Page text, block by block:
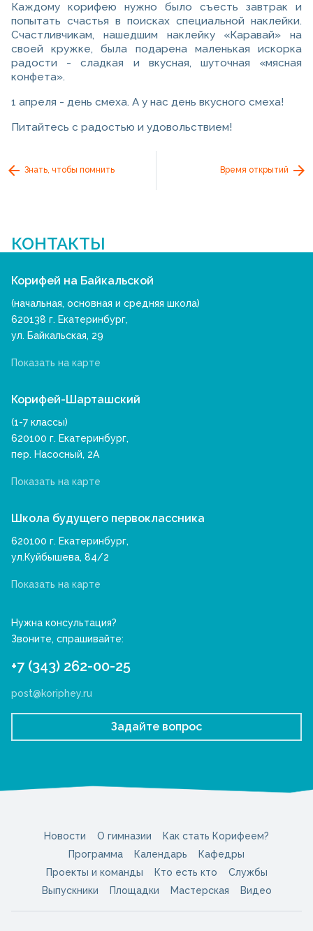
Каждому корифею нужно было съесть завтрак и
попытать счастья в поисках специальной наклейки.
Счастливчикам, нашедшим наклейку «Каравай» на
своей кружке, была подарена маленькая искорка
радости - сладкая и вкусная, шуточная «мясная
конфета».
1 апреля - день смеха. А у нас день вкусного смеха!
Питайтесь с радостью и удовольствием!
Знать, чтобы помнить Время открытий
КОНТАКТЫ
Корифей на Байкальской
(начальная, основная и средняя школа)
620138 г. Екатеринбург,
ул. Байкальская, 29
Показать на карте
Корифей-Шарташский
(1-7 классы)
620100 г. Екатеринбург,
пер. Насосный, 2А
Показать на карте
Школа будущего первоклассника
620100 г. Екатеринбург,
ул.Куйбышева, 84/2
Показать на карте
Нужна консультация?
Звоните, спрашивайте:
+7 (343) 262-00-25
post@koriphey.ru
Задайте вопрос
Новости О гимназии
Как стать Корифеем?
Программа
Календарь
Кафедры
Проекты и команды
Кто есть кто
Службы
Выпускники
Площадки Мастерская Видео